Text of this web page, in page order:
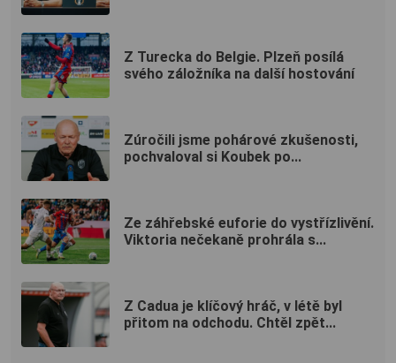
Z Turecka do Belgie. Plzeň posílá
svého záložníka na další hostování
Zúročili jsme pohárové zkušenosti,
pochvaloval si Koubek po...
Ze záhřebské euforie do vystřízlivění.
Viktoria nečekaně prohrála s...
Z Cadua je klíčový hráč, v létě byl
přitom na odchodu. Chtěl zpět...